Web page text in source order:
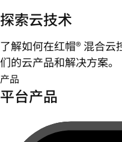
探索云技术
了解如何在红帽® 混合
们的云产品和解决方案。
产品
平台产品